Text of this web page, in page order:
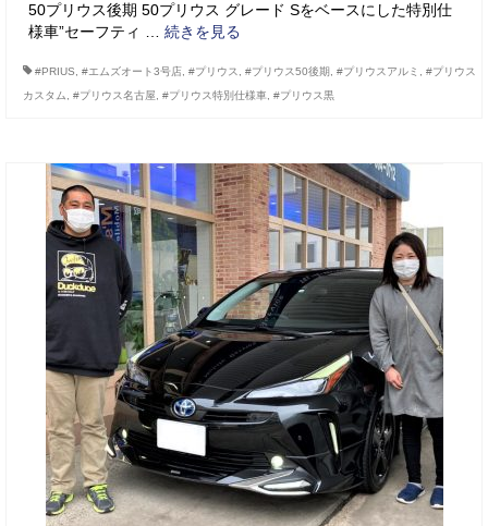
ニュース
スタッフブログ
メールフォーム
電話はこちら
50プリウス後期 50プリウス グレード Sをベースにした特別仕
様車”セーフティ … 続きを見る
#PRIUS #エムズオート3号店 #プリウス #プリウス50後期 #プリウスアルミ
#プリウス
カスタム
#プリウス名古屋 #プリウス特別仕様車 #プリウス黒